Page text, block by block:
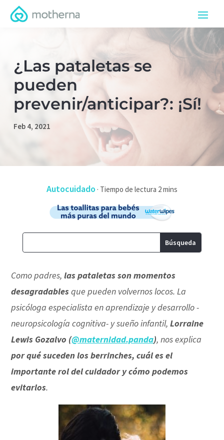
¿Las pataletas se
pueden
prevenir/anticipar?: ¡Sí!
Feb 4, 2021
Autocuidado ·
Como padres,las pataletas son momentos
desagradablesque pueden volvernos locos. La
psicóloga especialista en aprendizaje y desarrollo -
neuropsicología cognitiva- y sueño infantil,Lorraine
Lewis Gozalvo (@maternidad.panda), nos explica
por qué suceden los berrinches, cuál es el
importante rol del cuidador y cómo podemos
evitarlos.